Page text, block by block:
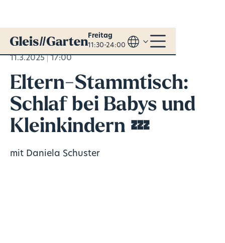
Freitag
11:30-24:00
11.3.2025 17:00
Eltern-Stammtisch:
Schlaf bei Babys und
Kleinkindern 💤
mit Daniela Schuster